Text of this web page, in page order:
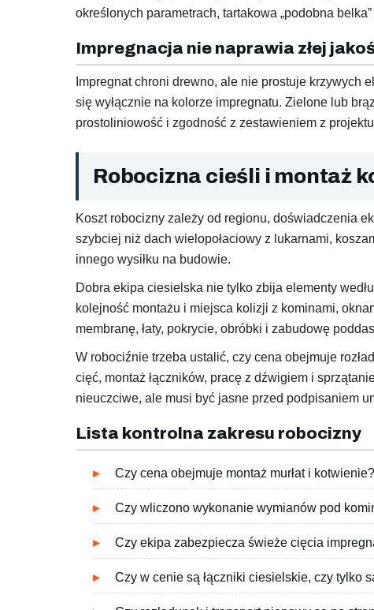
określonych parametrach, tartakowa „podobna
Impregnacja nie naprawia złej
Impregnat chroni drewno, ale nie prostuje krzywych
się wyłącznie na kolorze impregnatu. Zielone lub
prostoliniowość i zgodność z zestawieniem z
Robocizna cieśli i montaż
Koszt robocizny zależy od regionu, doświadczenia
szybciej niż dach wielopołaciowy z lukarnami,
innego wysiłku na budowie.
Dobra ekipa ciesielska nie tylko zbija elementy
kolejność montażu i miejsca kolizji z kominami,
membranę, łaty, pokrycie, obróbki i zabudowę
W robociźnie trzeba ustalić, czy cena obejmuje
cięć, montaż łączników, pracę z dźwigiem i
nieuczciwe, ale musi być jasne przed podpisaniem
Lista kontrolna zakresu robocizny
Czy cena obejmuje montaż murłat i kotwienie?
Czy wliczono wykonanie wymianów pod
Czy ekipa zabezpiecza świeże cięcia
Czy w cenie są łączniki ciesielskie, czy tylko